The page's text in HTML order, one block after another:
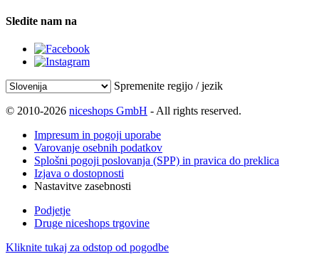
Sledite nam na
Spremenite regijo / jezik
© 2010-2026 niceshops GmbH - All rights reserved.
Impresum in pogoji uporabe
Varovanje osebnih podatkov
Splošni pogoji poslovanja (SPP) in pravica do preklica
Izjava o dostopnosti
Nastavitve zasebnosti
Podjetje
Druge niceshops trgovine
Kliknite tukaj za odstop od pogodbe